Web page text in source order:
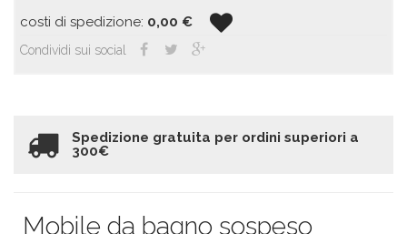
costi di spedizione: 0,00 €
Condividi sui social
Spedizione gratuita per ordini superiori a
300€
Mobile da bagno sospeso